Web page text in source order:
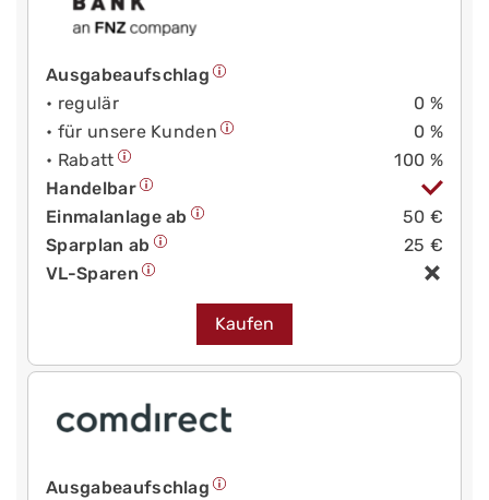
Ausgabeaufschlag
• regulär
0 %
• für unsere Kunden
0 %
• Rabatt
100 %
Handelbar
Einmalanlage ab
50 €
Sparplan ab
25 €
VL-Sparen
Kaufen
Ausgabeaufschlag